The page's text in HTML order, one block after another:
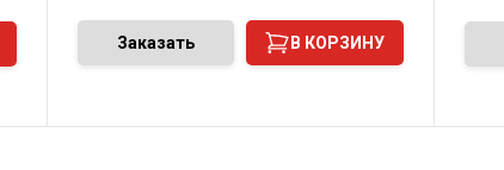
Заказать В КОРЗИНУ